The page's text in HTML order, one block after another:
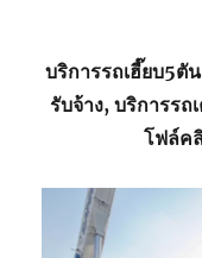
บริการรถเฮี๊ยบ5ตั
รับจ้าง, บริการรถ
โฟล์ค